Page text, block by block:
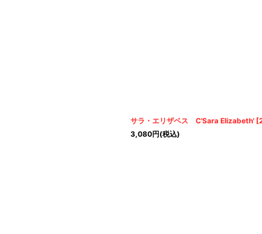
サラ・エリザベス C'Sara Elizabeth' [
3,080円(税込)